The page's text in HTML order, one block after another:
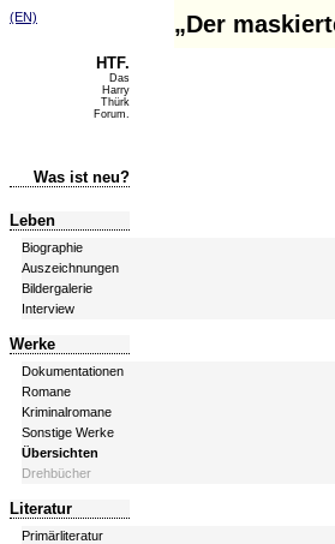
(EN)
HTF.
Das
Harry
Thürk
Forum.
Was ist neu?
Leben
Biographie
Auszeichnungen
Bildergalerie
Interview
Werke
Dokumentationen
Romane
Kriminalromane
Sonstige Werke
Übersichten
Drehbücher
Literatur
Primärliteratur
„Der